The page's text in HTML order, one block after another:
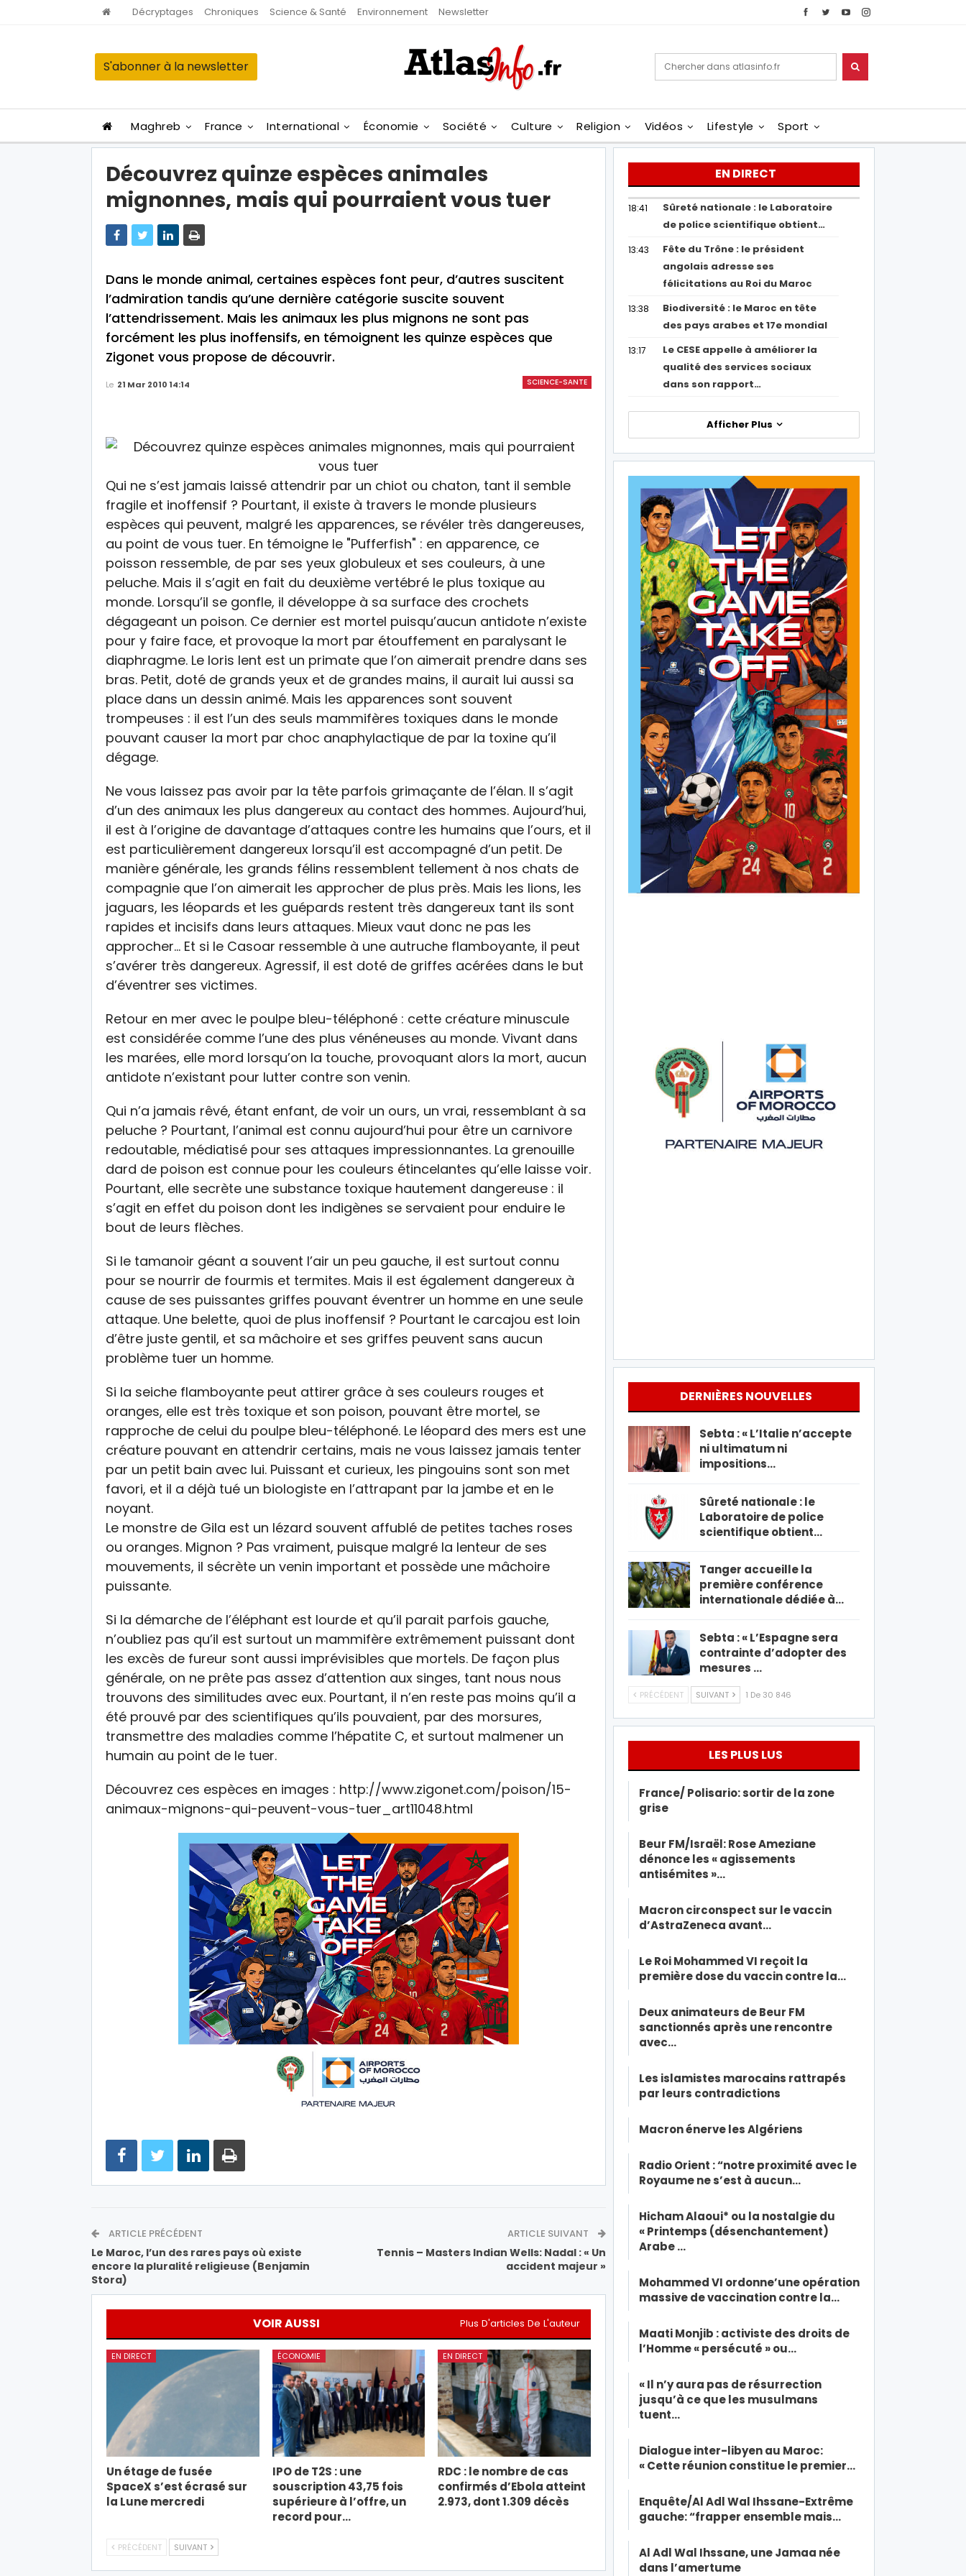
Décryptages Chroniques Science & Santé Environnement Newsletter
S'abonner à la newsletter
Maghreb France International Économie Société Culture Religion Vidéos Lifestyle Sport
Découvrez quinze espèces animales
mignonnes, mais qui pourraient vous tuer
Dans le monde animal, certaines espèces font peur, d’autres suscitent
l’admiration tandis qu’une dernière catégorie suscite souvent
l’attendrissement. Mais les animaux les plus mignons ne sont pas
forcément les plus inoffensifs, en témoignent les quinze espèces que
Zigonet vous propose de découvrir.
SCIENCE-SANTE
Le 21 Mar 2010 14:14
Qui ne s’est jamais laissé attendrir par un chiot ou chaton, tant il semble
fragile et inoffensif ? Pourtant, il existe à travers le monde plusieurs
espèces qui peuvent, malgré les apparences, se révéler très dangereuses,
au point de vous tuer. En témoigne le "Pufferfish" : en apparence, ce
poisson ressemble, de par ses yeux globuleux et ses couleurs, à une
peluche. Mais il s’agit en fait du deuxième vertébré le plus toxique au
monde. Lorsqu’il se gonfle, il développe à sa surface des crochets
dégageant un poison. Ce dernier est mortel puisqu’aucun antidote n’existe
pour y faire face, et provoque la mort par étouffement en paralysant le
diaphragme. Le loris lent est un primate que l’on aimerait prendre dans ses
bras. Petit, doté de grands yeux et de grandes mains, il aurait lui aussi sa
place dans un dessin animé. Mais les apparences sont souvent
trompeuses : il est l’un des seuls mammifères toxiques dans le monde
pouvant causer la mort par choc anaphylactique de par la toxine qu’il
dégage.
Ne vous laissez pas avoir par la tête parfois grimaçante de l’élan. Il s’agit
d’un des animaux les plus dangereux au contact des hommes. Aujourd’hui,
il est à l’origine de davantage d’attaques contre les humains que l’ours, et il
est particulièrement dangereux lorsqu’il est accompagné d’un petit. De
manière générale, les grands félins ressemblent tellement à nos chats de
compagnie que l’on aimerait les approcher de plus près. Mais les lions, les
jaguars, les léopards et les guépards restent très dangereux tant ils sont
rapides et incisifs dans leurs attaques. Mieux vaut donc ne pas les
approcher… Et si le Casoar ressemble à une autruche flamboyante, il peut
s’avérer très dangereux. Agressif, il est doté de griffes acérées dans le but
d’éventrer ses victimes.
Retour en mer avec le poulpe bleu-téléphoné : cette créature minuscule
est considérée comme l’une des plus vénéneuses au monde. Vivant dans
les marées, elle mord lorsqu’on la touche, provoquant alors la mort, aucun
antidote n’existant pour lutter contre son venin.
Qui n’a jamais rêvé, étant enfant, de voir un ours, un vrai, ressemblant à sa
peluche ? Pourtant, l’animal est connu aujourd’hui pour être un carnivore
redoutable, médiatisé pour ses attaques impressionnantes. La grenouille
dard de poison est connue pour les couleurs étincelantes qu’elle laisse voir.
Pourtant, elle secrète une substance toxique hautement dangereuse : il
s’agit en effet du poison dont les indigènes se servaient pour enduire le
bout de leurs flèches.
Si le tamanoir géant a souvent l’air un peu gauche, il est surtout connu
pour se nourrir de fourmis et termites. Mais il est également dangereux à
cause de ses puissantes griffes pouvant éventrer un homme en une seule
attaque. Une belette, quoi de plus inoffensif ? Pourtant le carcajou est loin
d’être juste gentil, et sa mâchoire et ses griffes peuvent sans aucun
problème tuer un homme.
Si la seiche flamboyante peut attirer grâce à ses couleurs rouges et
oranges, elle est très toxique et son poison, pouvant être mortel, se
rapproche de celui du poulpe bleu-téléphoné. Le léopard des mers est une
créature pouvant en attendrir certains, mais ne vous laissez jamais tenter
par un petit bain avec lui. Puissant et curieux, les pingouins sont son met
favori, et il a déjà tué un biologiste en l’attrapant par la jambe et en le
noyant.
Le monstre de Gila est un lézard souvent affublé de petites taches roses
ou oranges. Mignon ? Pas vraiment, puisque malgré la lenteur de ses
mouvements, il sécrète un venin important et possède une mâchoire
puissante.
Si la démarche de l’éléphant est lourde et qu’il parait parfois gauche,
n’oubliez pas qu’il est surtout un mammifère extrêmement puissant dont
les excès de fureur sont aussi imprévisibles que mortels. De façon plus
générale, on ne prête pas assez d’attention aux singes, tant nous nous
trouvons des similitudes avec eux. Pourtant, il n’en reste pas moins qu’il a
été prouvé par des scientifiques qu’ils pouvaient, par des morsures,
transmettre des maladies comme l’hépatite C, et surtout malmener un
humain au point de le tuer.
Découvrez ces espèces en images : http://www.zigonet.com/poison/15-
animaux-mignons-qui-peuvent-vous-tuer_art11048.html
ARTICLE PRÉCÉDENT
Le Maroc, l’un des rares pays où existe
encore la pluralité religieuse (Benjamin
Stora)
ARTICLE SUIVANT
Tennis – Masters Indian Wells: Nadal : « Un
accident majeur »
VOIR AUSSI Plus D'articles De L'auteur
EN DIRECT
Un étage de fusée
SpaceX s’est écrasé sur
la Lune mercredi
ÉCONOMIE
IPO de T2S : une
souscription 43,75 fois
supérieure à l’offre, un
record pour…
EN DIRECT
RDC : le nombre de cas
confirmés d’Ebola atteint
2.973, dont 1.309 décès
PRÉCÉDENT SUIVANT
EN DIRECT
18:41
Sûreté nationale : le Laboratoire
de police scientifique obtient…
13:43
Fête du Trône : le président
angolais adresse ses
félicitations au Roi du Maroc
13:38
Biodiversité : le Maroc en tête
des pays arabes et 17e mondial
13:17
Le CESE appelle à améliorer la
qualité des services sociaux
dans son rapport…
Afficher Plus
DERNIÈRES NOUVELLES
Sebta : « L’Italie n’accepte
ni ultimatum ni
impositions…
Sûreté nationale : le
Laboratoire de police
scientifique obtient…
Tanger accueille la
première conférence
internationale dédiée à…
Sebta : « L’Espagne sera
contrainte d’adopter des
mesures …
PRÉCÉDENT SUIVANT 1 De 30 846
LES PLUS LUS
France/ Polisario: sortir de la zone
grise
Beur FM/Israël: Rose Ameziane
dénonce les « agissements
antisémites »…
Macron circonspect sur le vaccin
d’AstraZeneca avant…
Le Roi Mohammed VI reçoit la
première dose du vaccin contre la…
Deux animateurs de Beur FM
sanctionnés après une rencontre
avec…
Les islamistes marocains rattrapés
par leurs contradictions
Macron énerve les Algériens
Radio Orient : “notre proximité avec le
Royaume ne s’est à aucun…
Hicham Alaoui* ou la nostalgie du
« Printemps (désenchantement)
Arabe …
Mohammed VI ordonne’une opération
massive de vaccination contre la…
Maati Monjib : activiste des droits de
l’Homme « persécuté » ou…
« Il n’y aura pas de résurrection
jusqu’à ce que les musulmans
tuent…
Dialogue inter-libyen au Maroc:
« Cette réunion constitue le premier…
Enquête/Al Adl Wal Ihssane-Extrême
gauche: “frapper ensemble mais…
Al Adl Wal Ihssane, une Jamaa née
dans l’amertume